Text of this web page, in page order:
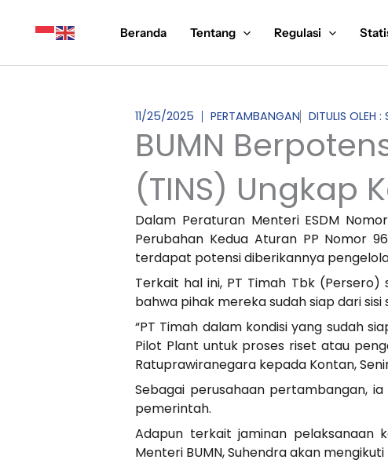
Beranda Tentang Regulasi
11/25/2025 PERTAMBANGAN DITULIS OLEH :
BUMN
(TINS) Ungkap
Dalam Peraturan Menteri ESDM
Perubahan Kedua Aturan PP Nomor
terdapat potensi diberikannya
Terkait hal ini, PT Timah Tbk (Persero)
bahwa pihak mereka sudah siap dari sisi
“PT Timah dalam kondisi yang sudah
Pilot Plant untuk proses riset atau
Ratuprawiranegara kepada Kontan,
Sebagai perusahaan pertambangan,
pemerintah.
Adapun terkait jaminan pelaksanaan
Menteri BUMN, Suhendra akan